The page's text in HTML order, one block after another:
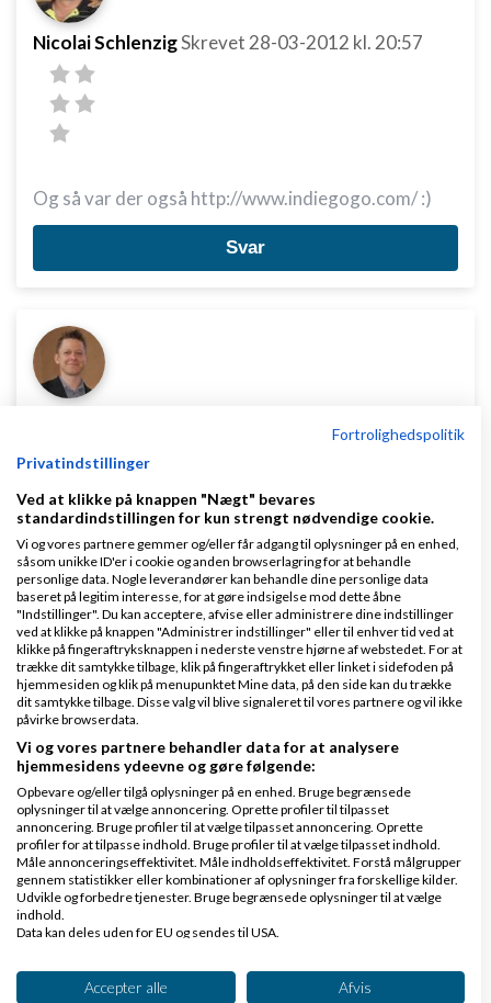
Nicolai SchlenzigSkrevet 28-03-2012 kl. 20:57
Og så var der også http://www.indiegogo.com/ :)
Svar
Det er en dejlig idé. Jeg tror bare ikke, at du selv kan
få borgerne til at gå derind. Med det rigtige værktøj
- et funktionelt velplaceret system med indlysende
affordance, kan du måske få organisationer og
virksomheder til at efterspørge feedback derinde
under kontrollerede forhold. Når brugeren så er til
stede på sitet og gør sig bekendt med det, kan de
med den rigtige funktionalitet lade dem fylde
spanden op med samfundsmæssige
problemstillinger, som iværksættere kan være
interesserede løse.
universitetsprojekt, fordi det er en satsning der er
Fortrolighedspolitik
Privatindstillinger
Ved at klikke på knappen "Nægt" bevares
standardindstillingen for kun strengt nødvendige cookie.
Vi og vores partnere gemmer og/eller får adgang til oplysninger på en enhed,
såsom unikke ID'er i cookie og anden browserlagring for at behandle
personlige data. Nogle leverandører kan behandle dine personlige data
baseret på legitim interesse, for at gøre indsigelse mod dette åbne
"Indstillinger". Du kan acceptere, afvise eller administrere dine indstillinger
ved at klikke på knappen "Administrer indstillinger" eller til enhver tid ved at
klikke på fingeraftryksknappen i nederste venstre hjørne af webstedet. For at
trække dit samtykke tilbage, klik på fingeraftrykket eller linket i sidefoden på
hjemmesiden og klik på menupunktet Mine data, på den side kan du trække
dit samtykke tilbage. Disse valg vil blive signaleret til vores partnere og vil ikke
påvirke browserdata.
Vi og vores partnere behandler data for at analysere
hjemmesidens ydeevne og gøre følgende:
Opbevare og/eller tilgå oplysninger på en enhed. Bruge begrænsede
oplysninger til at vælge annoncering. Oprette profiler til tilpasset
annoncering. Bruge profiler til at vælge tilpasset annoncering. Oprette
profiler for at tilpasse indhold. Bruge profiler til at vælge tilpasset indhold.
Måle annonceringseffektivitet. Måle indholdseffektivitet. Forstå målgrupper
gennem statistikker eller kombinationer af oplysninger fra forskellige kilder.
Udvikle og forbedre tjenester. Bruge begrænsede oplysninger til at vælge
indhold.
Data kan deles uden for EU og sendes til USA.
Se partnerliste (2 IAB-leverandører)
Accepter alle Afvis